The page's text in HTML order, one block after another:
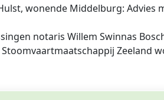
wonende Middelburg: Advies
notaris Willem Swinnas
Zeeland